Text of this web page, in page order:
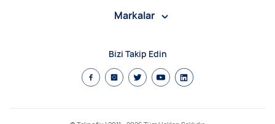
Markalar
Bizi Takip Edin